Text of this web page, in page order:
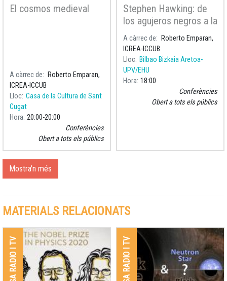
El cosmos medieval
A càrrec de
Roberto Emparan,
ICREA-ICCUB
Lloc Casa de la Cultura de Sant
Cugat
Hora 20:00 20:00
Conferències
Obert a tots els públics
Stephen Hawking: de
los agujeros negros a la
Teoría del Todo
A càrrec de
Roberto Emparan,
ICREA-ICCUB
Lloc Bilbao Bizkaia Aretoa-
UPV/EHU
Hora 18:00
Conferències
Obert a tots els públics
Mostra'n més
MATERIALS RELACIONATS